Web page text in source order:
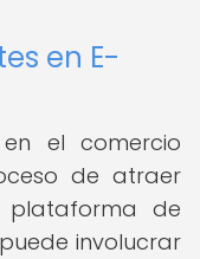
en E-
el comercio
de atraer
plataforma de
involucrar